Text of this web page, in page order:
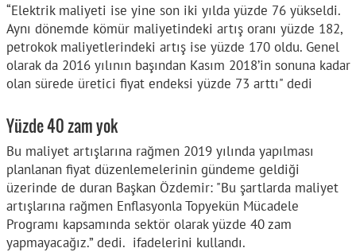
“Elektrik maliyeti ise yine son iki yılda yüzde 76 yükseldi.
Aynı dönemde kömür maliyetindeki artış oranı yüzde 182,
petrokok maliyetlerindeki artış ise yüzde 170 oldu. Genel
olarak da 2016 yılının başından Kasım 2018’in sonuna kadar
olan sürede üretici fiyat endeksi yüzde 73 arttı" dedi
Yüzde 40 zam yok
Bu maliyet artışlarına rağmen 2019 yılında yapılması
planlanan fiyat düzenlemelerinin gündeme geldiği
üzerinde de duran Başkan Özdemir: "Bu şartlarda maliyet
artışlarına rağmen Enflasyonla Topyekün Mücadele
Programı kapsamında sektör olarak yüzde 40 zam
yapmayacağız.” dedi. ifadelerini kullandı.